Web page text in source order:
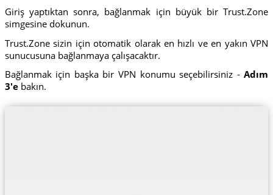
Giriş yaptıktan sonra, bağlanmak için büyük bir Trust.Zone
simgesine dokunun.
Trust.Zone sizin için otomatik olarak en hızlı ve en yakın VPN
sunucusuna bağlanmaya çalışacaktır.
Bağlanmak için başka bir VPN konumu seçebilirsiniz -Adım
3'ebakın.